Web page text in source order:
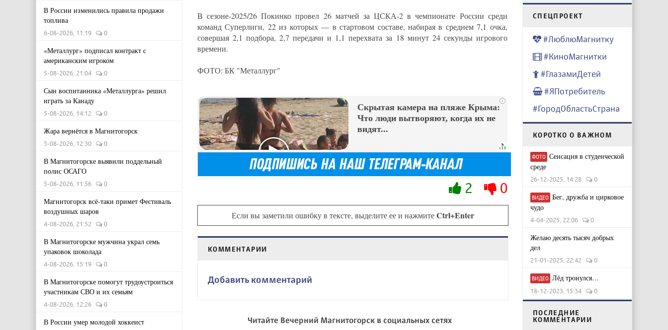
В России изменились правила продажи
топлива
6-08-2026, 11:19 0
«Металлург» подписал контракт с
американским игроком
5-08-2026, 21:04 0
Сын воспитанника «Металлурга» решил
играть за Канаду
5-08-2026, 14:12 0
Жара вернётся в Магнитогорск
5-08-2026, 12:30 0
В Магнитогорске выявили поддельный
полис ОСАГО
5-08-2026, 11:56 0
Магнитогорск всё-таки примет Фестиваль
воздушных шаров
4-08-2026, 21:52 0
В Магнитогорске мужчина украл семь
упаковок шоколада
4-08-2026, 15:19 0
В Магнитогорске помогут трудоустроиться
участникам СВО и их семьям
4-08-2026, 12:26 0
В России умер молодой хоккеист
В сезоне-2025/26 Покинко провел 26 матчей за ЦСКА-2 в чемпионате России среди
команд Суперлиги, 22 из которых — в стартовом составе, набирая в среднем 7,1 очка,
совершая 2,1 подбора, 2,7 передачи и 1,1 перехвата за 18 минут 24 секунды игрового
времени.
ФОТО: БК "Металлург"
i
Скрытая камера на пляже Крыма:
Что люди вытворяют, когда их не
видят...
2 0
Если вы заметили ошибку в тексте, выделите ее и нажмитеCtrl+Enter
КОММЕНТАРИИ
Добавить комментарий
Читайте Вечерний Магнитогорск в социальных сетях
CПЕЦПРОЕКТ
#ЛюблюМагнитку
#КиноМагнитки
#ГлазамиДетей
#ЯПотребитель
#ГородОбластьСтрана
КОРОТКО О ВАЖНОМ
ФОТО Сенсация в студенческой
среде
26-12-2025, 14:28 0
ВИДЕО Бег, дружба и цирковое
чудо
4-04-2025, 22:06 0
Желаю десять тысяч добрых
дел
21-01-2025, 22:42 0
ВИДЕО Лёд тронулся…
18-12-2023, 15:34 0
ПОСЛЕДНИЕ
КОММЕНТАРИИ